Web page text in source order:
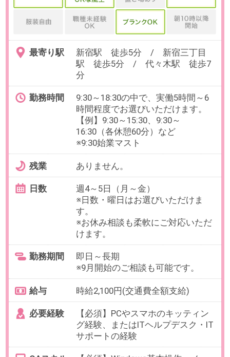
最寄り駅
本蓮沼駅 徒歩10分 / ときわ台
(東京都)駅 徒歩15分
8:30～17:15の中で、実働6時間以上
でお選びいただけます。
【例】週21時間：週4/9:30～
16:30（休憩60分）など
ありません。
週3日～5日（月～金）
曜日をお選びいただけます。
【在宅について】1ヶ月程度の出社
後より、週3～4日程度の在宅勤務
※週1日出社想定
即日～長期
※8月、9月開始も相談可能です。
時給2,900円(交通費全額支給)
必要経験 【必須】ISO関連業務経験
【歓迎】ISO13485年次監査対応
【必須】Word・Excel基本操作、
【歓迎】AIツール（Google翻訳、
ChatGPT等）の活用経験